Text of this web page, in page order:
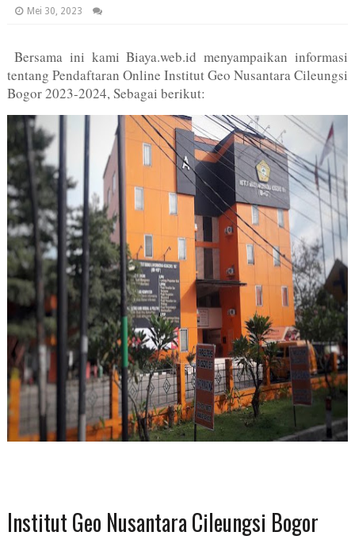
Mei 30, 2023
Bersama ini kami Biaya.web.id menyampaikan informasi
tentang Pendaftaran Online Institut Geo Nusantara Cileungsi
Bogor 2023-2024, Sebagai berikut:
Institut Geo Nusantara Cileungsi Bogor